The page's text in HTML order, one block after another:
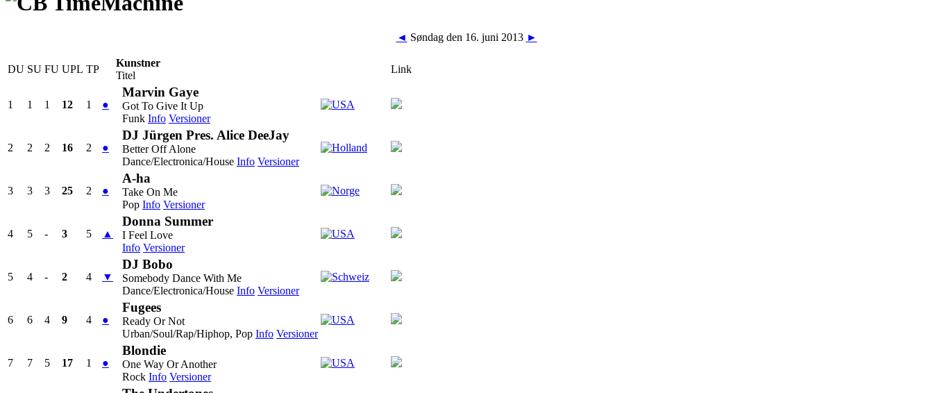
◄ Søndag den 16. juni 2013 ►
DU SU FU UPL TP
Kunstner
Titel
Link
1 1 1 12 1 ●
Marvin Gaye
Got To Give It Up
Funk Info Versioner
2 2 2 16 2 ●
DJ Jürgen Pres. Alice DeeJay
Better Off Alone
Dance/Electronica/House Info Versioner
3 3 3 25 2 ●
A-ha
Take On Me
Pop Info Versioner
4 5 - 3 5 ▲
Donna Summer
I Feel Love
Info Versioner
5 4 - 2 4 ▼
DJ Bobo
Somebody Dance With Me
Dance/Electronica/House Info Versioner
6 6 4 9 4 ●
Fugees
Ready Or Not
Urban/Soul/Rap/Hiphop, Pop Info Versioner
7 7 5 17 1 ●
Blondie
One Way Or Another
Rock Info Versioner